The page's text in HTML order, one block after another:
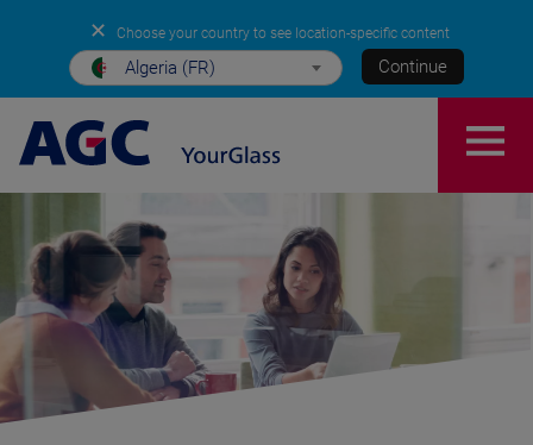
✕ Choose your country to see location-specific content
Algeria (FR) Continue